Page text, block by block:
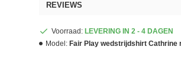
REVIEWS
Voorraad: LEVERING IN 2 - 4 DAGEN
Model: Fair Play wedstrijdshirt Cathrine